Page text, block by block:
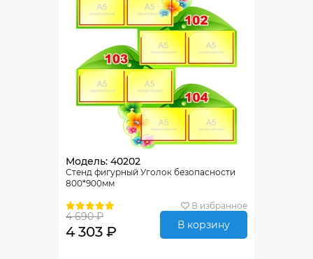
Модель: 40202
Стенд фигурный Уголок безопасности
800*900мм
В избранное
4 690 ₽
4 303 ₽ В корзину